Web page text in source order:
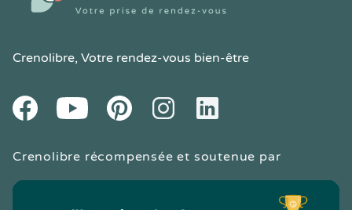
Crenolibre, Votre rendez-vous bien-être
FacebookYoutube PinteresetInstagramLinkedIn
Crenolibre récompensée et soutenue par